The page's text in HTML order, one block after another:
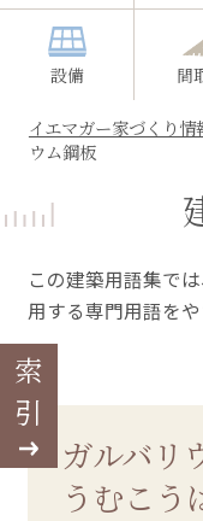
設備 間
イエマガー家づくり
ウム鋼板
索引
この建築用語集で
用する専門用語を
ガルバリ
うむこう